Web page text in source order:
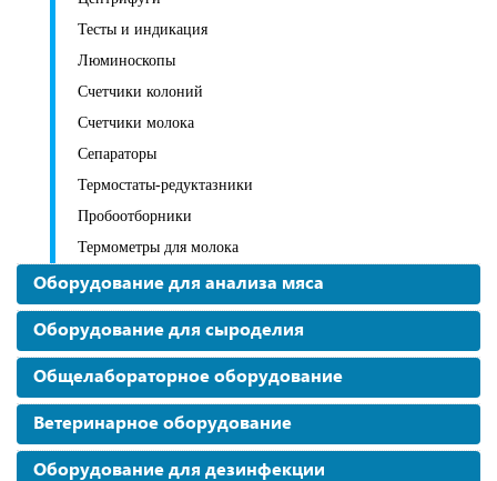
Тесты и индикация
Люминоскопы
Счетчики колоний
Счетчики молока
Сепараторы
Термостаты-редуктазники
Пробоотборники
Термометры для молока
Оборудование для анализа мяса
Оборудование для сыроделия
Общелабораторное оборудование
Ветеринарное оборудование
Оборудование для дезинфекции